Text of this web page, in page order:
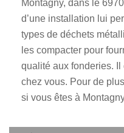
Montagny, dans le
d’une installation lui
types de déchets
les compacter pour
qualité aux fonderies.
chez vous. Pour de
si vous êtes à